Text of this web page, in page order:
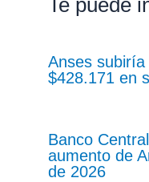
Te puede
Anses
$428.171 en
Banco
aumento de
de 2026